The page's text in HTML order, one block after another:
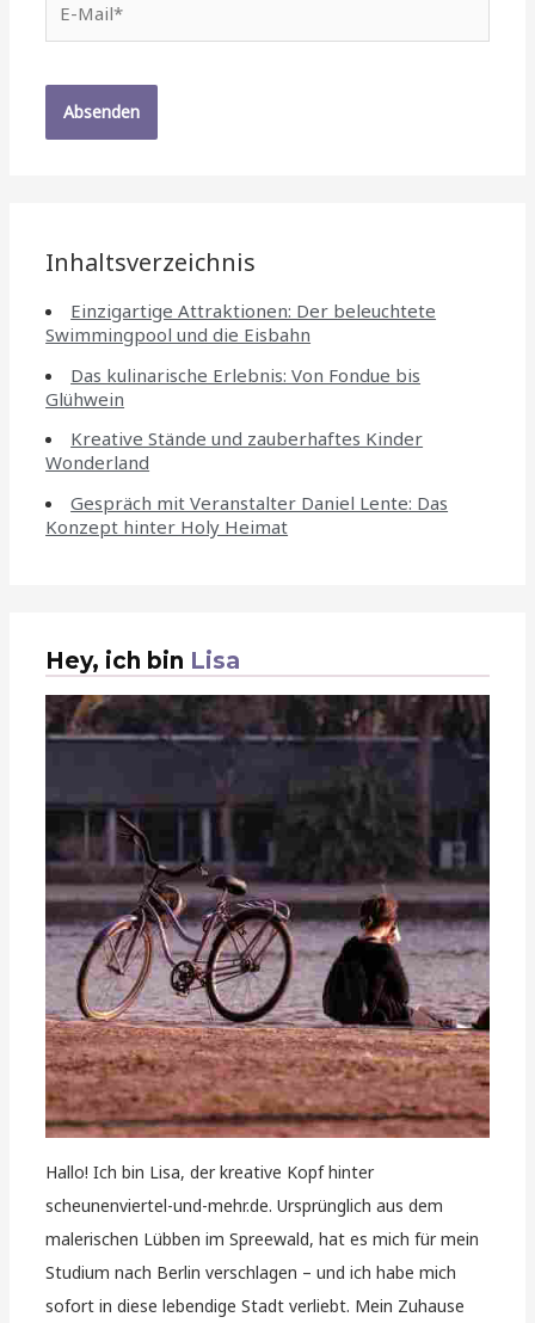
Mail*
Inhaltsverzeichnis
Einzigartige Attraktionen: Der beleuchtete
Swimmingpool und die Eisbahn
Das kulinarische Erlebnis: Von Fondue bis
Glühwein
Kreative Stände und zauberhaftes Kinder
Wonderland
Gespräch mit Veranstalter Daniel Lente: Das
Konzept hinter Holy Heimat
Hey, ich bin Lisa
Hallo! Ich bin Lisa, der kreative Kopf hinter
scheunenviertel-und-mehr.de. Ursprünglich aus dem
malerischen Lübben im Spreewald, hat es mich für mein
Studium nach Berlin verschlagen – und ich habe mich
sofort in diese lebendige Stadt verliebt. Mein Zuhause